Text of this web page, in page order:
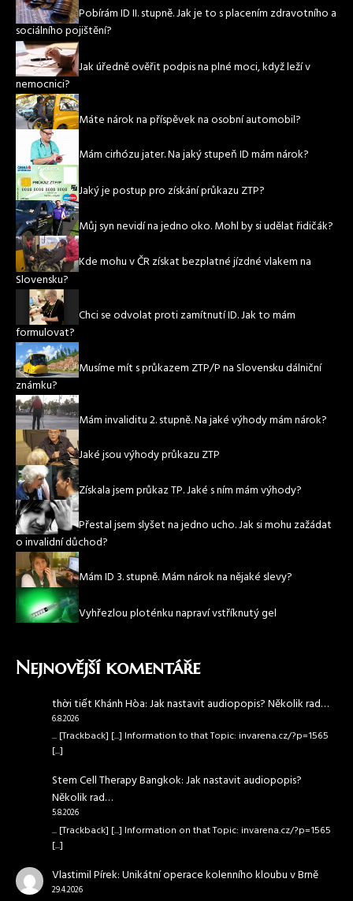
Pobírám ID II. stupně. Jak je to s placením zdravotního a
sociálního pojištění?
Jak úředně ověřit podpis na plné moci, když leží v
nemocnici?
Máte nárok na příspěvek na osobní automobil?
Mám cirhózu jater. Na jaký stupeň ID mám nárok?
Jaký je postup pro získání průkazu ZTP?
Můj syn nevidí na jedno oko. Mohl by si udělat řidičák?
Kde mohu v ČR získat bezplatné jízdné vlakem na
Slovensku?
Chci se odvolat proti zamítnutí ID. Jak to mám
formulovat?
Musíme mít s průkazem ZTP/P na Slovensku dálniční
známku?
Mám invaliditu 2. stupně. Na jaké výhody mám nárok?
Jaké jsou výhody průkazu ZTP
Získala jsem průkaz TP. Jaké s ním mám výhody?
Přestal jsem slyšet na jedno ucho. Jak si mohu zažádat
o invalidní důchod?
Mám ID 3. stupně. Mám nárok na nějaké slevy?
Vyhřezlou ploténku napraví vstříknutý gel
Nejnovější komentáře
thời tiết Khánh Hòa:Jak nastavit audiopopis? Několik rad…
6.8.2026
... [Trackback] [...] Information to that Topic: invarena.cz/?p=1565
[...]
Stem Cell Therapy Bangkok:Jak nastavit audiopopis?
Několik rad…
5.8.2026
... [Trackback] [...] Information on that Topic: invarena.cz/?p=1565
[...]
Vlastimil Pírek:Unikátní operace kolenního kloubu v Brně
29.4.2026